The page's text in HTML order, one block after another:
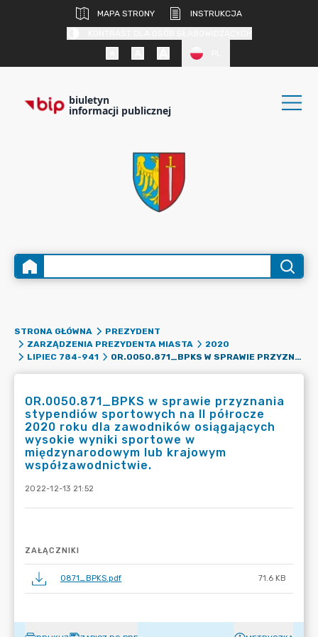
MAPA STRONY
INSTRUKCJA
biuletyn
informacji publicznej
STRONA GŁÓWNA
PREZYDENT
ZARZĄDZENIA PREZYDENTA MIASTA
2020
LIPIEC 784-941
OR.0050.871_BPKS W SPRAWIE PRZYZNANIA STYPENDIÓW SPORTOWYCH NA II PÓŁROCZE 2020 ROKU DLA ZAWODNIKÓW OSIĄGAJĄCYCH WYSOKIE WYNIKI SPORTOWE W MIĘDZYNARODOWYM LUB KRAJOWYM WSPÓŁZAWODNICTWIE.
OR.0050.871_BPKS w sprawie przyznania
stypendiów sportowych na II półrocze
2020 roku dla zawodników osiągających
wysokie wyniki sportowe w
międzynarodowym lub krajowym
współzawodnictwie.
2022-12-13 21:52
ZAŁĄCZNIKI
0871_BPKS.pdf 71.6 KB